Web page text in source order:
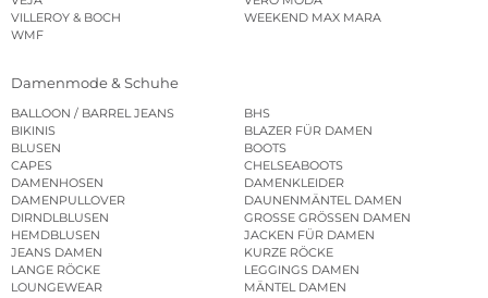
VILLEROY & BOCH
WEEKEND MAX MARA
WMF
Damenmode & Schuhe
BALLOON / BARREL JEANS
BHS
BIKINIS
BLAZER FÜR DAMEN
BLUSEN
BOOTS
CAPES
CHELSEABOOTS
DAMENHOSEN
DAMENKLEIDER
DAMENPULLOVER
DAUNENMÄNTEL DAMEN
DIRNDLBLUSEN
GROSSE GRÖSSEN DAMEN
HEMDBLUSEN
JACKEN FÜR DAMEN
JEANS DAMEN
KURZE RÖCKE
LANGE RÖCKE
LEGGINGS DAMEN
LOUNGEWEAR
MÄNTEL DAMEN